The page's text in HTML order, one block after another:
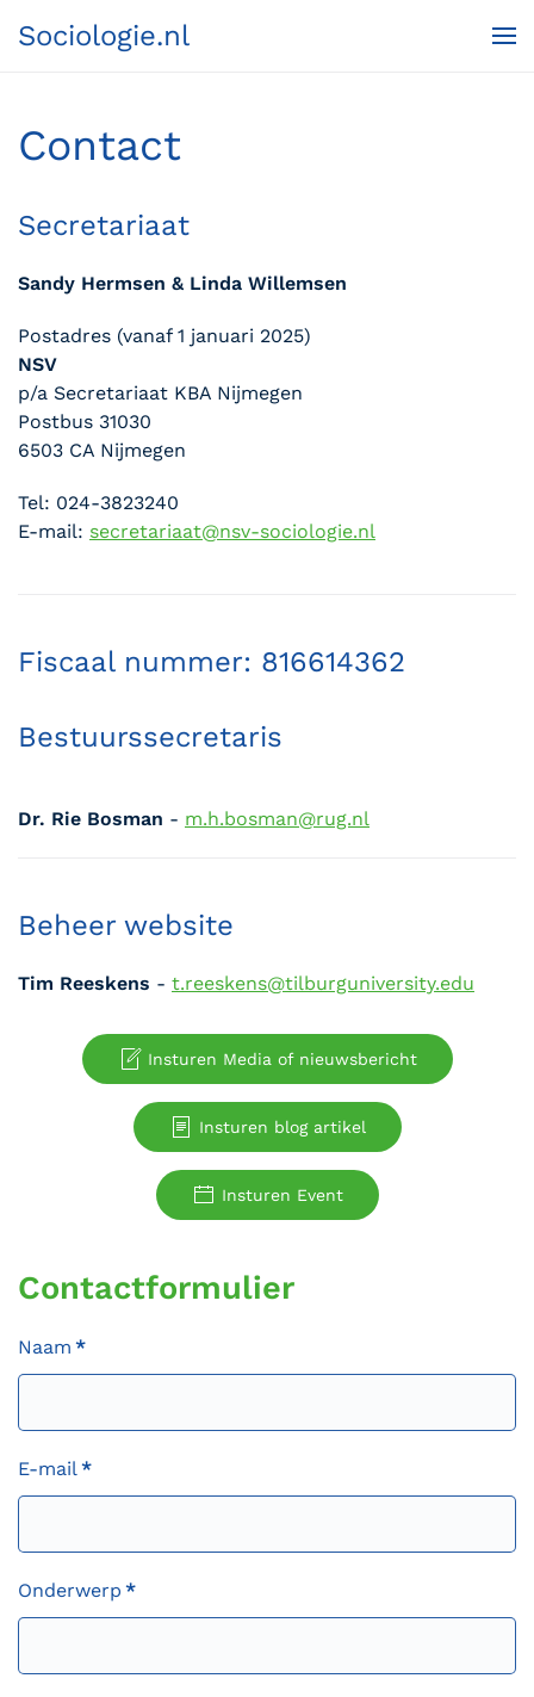
Sociologie.nl
Contact
Secretariaat
Sandy Hermsen & Linda Willemsen
Postadres (vanaf 1 januari 2025)
NSV
p/a Secretariaat KBA Nijmegen
Postbus 31030
6503 CA Nijmegen
Tel: 024-3823240
E-mail: secretariaat@nsv-sociologie.nl
Fiscaal nummer: 816614362
Bestuurssecretaris
Dr. Rie Bosman - m.h.bosman@rug.nl
Beheer website
Tim Reeskens - t.reeskens@tilburguniversity.edu
Insturen Media of nieuwsbericht
Insturen blog artikel
Insturen Event
Contactformulier
Naam *
E-mail*
Onderwerp *